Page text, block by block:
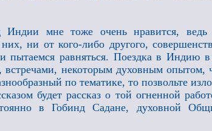
мне тоже очень нравится, ведь
ни от кого-либо другого,
пытаемся равняться. Поездка в Индию в
встречами, некоторым духовным опытом,
по тематике, то позвольте
будет рассказ о той огненной
в Гобинд Садане, духовной